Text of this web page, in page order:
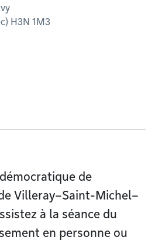
H3N 1M3
de
Villeray–Saint-Michel–
à la séance du
en personne ou